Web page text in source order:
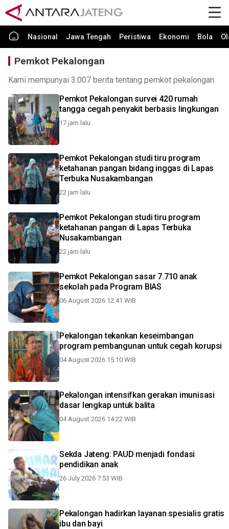
Nasional Jawa Tengah Peristiwa Ekonomi Bola
Pemkot Pekalongan
Kami mempunyai 3.007 berita tentang pemkot pekalongan.
Pemkot Pekalongan survei 420 rumah
tangga cegah penyakit berbasis lingkungan
17 jam lalu
Pemkot Pekalongan studi tiru program
ketahanan pangan bidang inggas di Lapas
Terbuka Nusakambangan
22 jam lalu
Pemkot Pekalongan studi tiru program
ketahanan pangan di Lapas Terbuka
Nusakambangan
22 jam lalu
Pemkot Pekalongan sasar 7.710 anak
sekolah pada Program BIAS
06 August 2026 12:41 WIB
Pekalongan tekankan keseimbangan
program pembangunan untuk cegah korupsi
04 August 2026 15:10 WIB
Pekalongan intensifkan gerakan imunisasi
dasar lengkap untuk balita
04 August 2026 14:22 WIB
Sekda Jateng: PAUD menjadi fondasi
pendidikan anak
26 July 2026 7:53 WIB
Pekalongan hadirkan layanan spesialis gratis
ibu dan bayi